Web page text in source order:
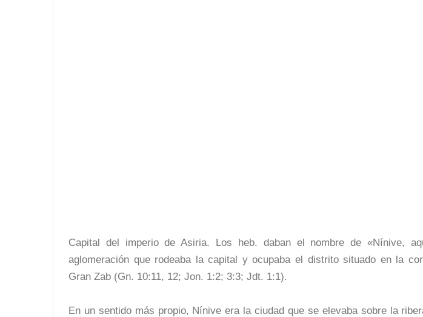
Capital del imperio de Asiria. Los heb. daban el nombre de «Nínive,
aglomeración que rodeaba la capital y ocupaba el distrito situado en la
Gran Zab (Gn. 10:11, 12; Jon. 1:2; 3:3; Jdt. 1:1).
En un sentido más propio, Nínive era la ciudad que se elevaba sobre la